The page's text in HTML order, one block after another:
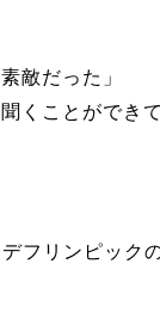
敵だった」
くことができ
フリンピック